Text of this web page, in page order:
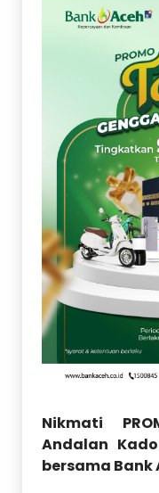
Nikmati
Andalan
bersama Bank